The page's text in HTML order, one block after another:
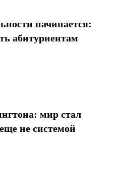
начинается:
абитуриентам
мир стал
не системой